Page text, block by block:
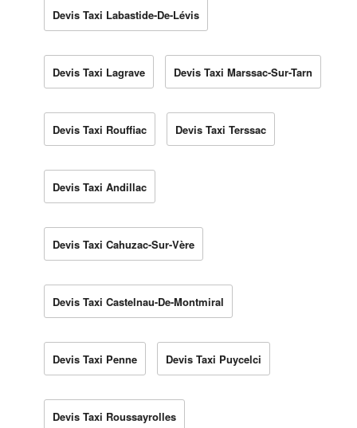
Devis Taxi Labastide-De-Lévis
Devis Taxi Lagrave Devis Taxi Marssac-Sur-Tarn
Devis Taxi Rouffiac Devis Taxi Terssac
Devis Taxi Andillac
Devis Taxi Cahuzac-Sur-Vère
Devis Taxi Castelnau-De-Montmiral
Devis Taxi Penne Devis Taxi Puycelci
Devis Taxi Roussayrolles